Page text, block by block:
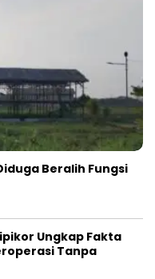
Beralih Fungsi
Ungkap Fakta
Tanpa